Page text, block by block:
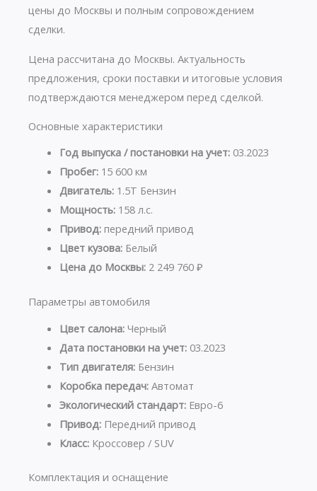
цены до Москвы и полным сопровождением
сделки.
Цена рассчитана до Москвы. Актуальность
предложения, сроки поставки и итоговые условия
подтверждаются менеджером перед сделкой.
Основные характеристики
Год выпуска / постановки на учет:03.2023
Пробег:15 600 км
Двигатель:1.5T Бензин
Мощность:158 л.с.
Привод:передний привод
Цвет кузова:Белый
Цена до Москвы:2 249 760 ₽
Параметры автомобиля
Цвет салона:Черный
Дата постановки на учет:03.2023
Тип двигателя:Бензин
Коробка передач:Автомат
Экологический стандарт:Евро-6
Привод:Передний привод
Класс:Кроссовер / SUV
Комплектация и оснащение